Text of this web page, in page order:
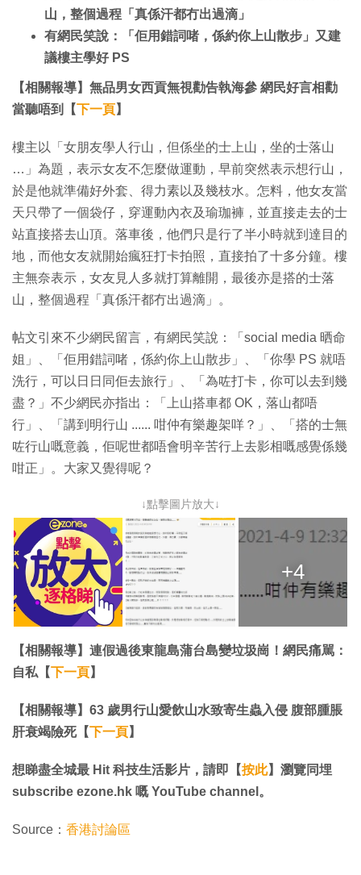
山，整個過程「真係汗都冇出過滴」
有網民笑說：「佢用錯詞啫，係約你上山散步」又建
議樓主學好 PS
【相關報導】無品男女西貢無視勸告執海參 網民好言相勸
當聽唔到【下一頁】
樓主以「女朋友學人行山，但係坐的士上山，坐的士落山
…」為題，表示女友不怎麼做運動，早前突然表示想行山，
於是他就準備好外套、得力素以及幾枝水。怎料，他女友當
天只帶了一個袋仔，穿運動內衣及瑜珈褲，並直接走去的士
站直接搭去山頂。落車後，他們只是行了半小時就到達目的
地，而他女友就開始瘋狂打卡拍照，直接拍了十多分鐘。樓
主無奈表示，女友見人多就打算離開，最後亦是搭的士落
山，整個過程「真係汗都冇出過滴」。
帖文引來不少網民留言，有網民笑說：「social media 晒命
姐」、「佢用錯詞啫，係約你上山散步」、「你學 PS 就唔
洗行，可以日日同佢去旅行」、「為咗打卡，你可以去到幾
盡？」不少網民亦指出：「上山搭車都 OK，落山都唔
行」、「講到明行山 ...... 咁仲有樂趣架咩？」、「搭的士無
咗行山嘅意義，佢呢世都唔會明辛苦行上去影相嘅感覺係幾
咁正」。大家又覺得呢？
↓點擊圖片放大↓
+4
【相關報導】連假過後東龍島蒲台島變垃圾崗！網民痛駡：
自私【下一頁】
【相關報導】63 歲男行山愛飲山水致寄生蟲入侵 腹部腫脹
肝衰竭險死【下一頁】
想睇盡全城最 Hit 科技生活影片，請即【按此】瀏覽同埋
subscribe ezone.hk 嘅 YouTube channel。
Source： 香港討論區